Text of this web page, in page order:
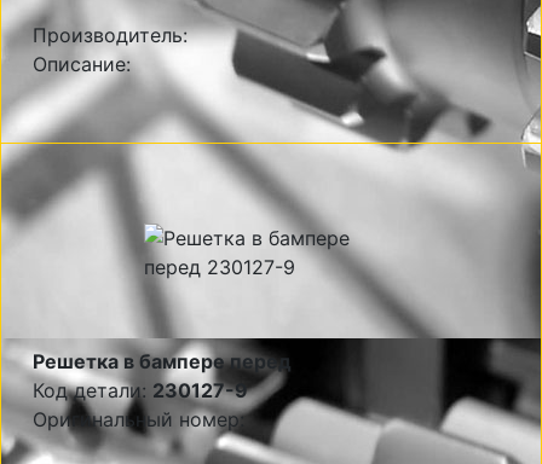
Производитель:
Описание:
Решетка в бампере перед
Код детали: 230127-9
Оригинальный номер: